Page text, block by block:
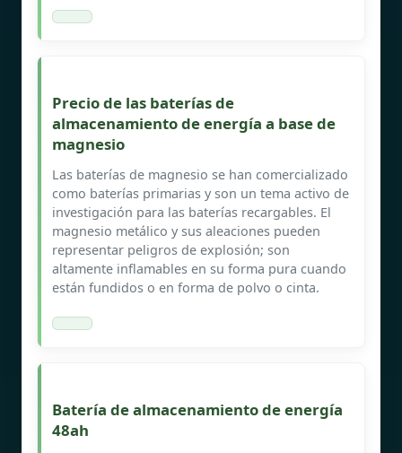
Precio de las baterías de
almacenamiento de energía a base de
magnesio
Las baterías de magnesio se han comercializado
como baterías primarias y son un tema activo de
investigación para las baterías recargables. El
magnesio metálico y sus aleaciones pueden
representar peligros de explosión; son
altamente inflamables en su forma pura cuando
están fundidos o en forma de polvo o cinta.
Batería de almacenamiento de energía
48ah